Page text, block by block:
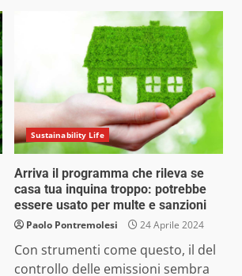
Sustainability Life
Arriva il programma che rileva se
casa tua inquina troppo: potrebbe
essere usato per multe e sanzioni
Paolo Pontremolesi 24 Aprile 2024
Con strumenti come questo, il del
controllo delle emissioni sembra